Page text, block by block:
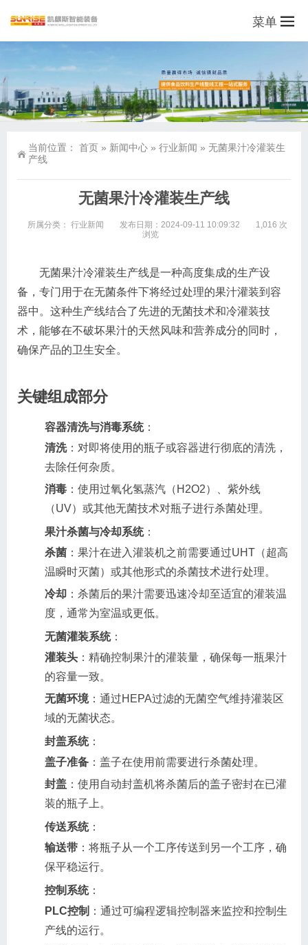
菜单
当前位置： 首页 » 新闻中心 » 行业新闻 » 无菌果汁冷灌装生
产线
无菌果汁冷灌装生产线
所属分类： 行业新闻 发布日期：2024-09-11 10:09:32
1,016 次
浏览
无菌果汁冷灌装生产线是一种高度集成的生产设
备，专门用于在无菌条件下将经过处理的果汁灌装到容
器中。这种生产线结合了先进的无菌技术和冷灌装技
术，能够在不破坏果汁的天然风味和营养成分的同时，
确保产品的卫生安全。
关键组成部分
容器清洗与消毒系统：
清洗：对即将使用的瓶子或容器进行彻底的清洗，
去除任何杂质。
消毒 ：使用过氧化氢蒸汽（H2O2）、紫外线
（UV）或其他无菌技术对瓶子进行杀菌处理。
果汁杀菌与冷却系统：
杀菌 ：果汁在进入灌装机之前需要通过UHT（超高
温瞬时灭菌）或其他形式的杀菌技术进行处理。
冷却 ：杀菌后的果汁需要迅速冷却至适宜的灌装温
度，通常为室温或更低。
无菌灌装系统：
灌装头 ：精确控制果汁的灌装量，确保每一瓶果汁
的容量一致。
无菌环境：通过HEPA过滤的无菌空气维持灌装区
域的无菌状态。
封盖系统：
盖子准备 ：盖子在使用前需要进行杀菌处理。
封盖 ：使用自动封盖机将杀菌后的盖子密封在已灌
装的瓶子上。
传送系统：
输送带 ：将瓶子从一个工序传送到另一个工序，确
保平稳运行。
控制系统：
PLC控制 ：通过可编程逻辑控制器来监控和控制生
产线的运行。